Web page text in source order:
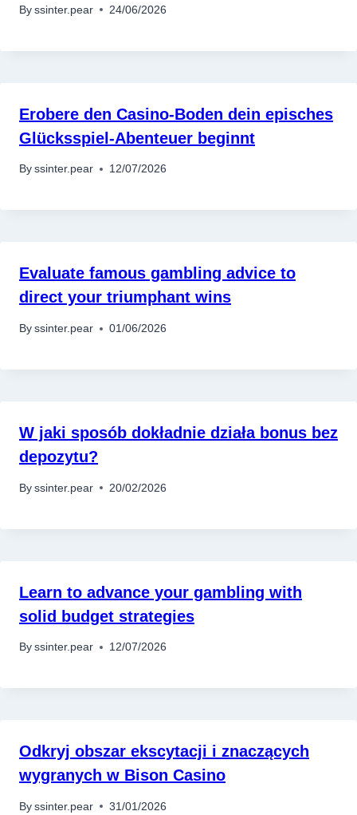
By ssinter.pear 24/06/2026
Erobere den Casino-Boden dein episches
Glücksspiel-Abenteuer beginnt
By ssinter.pear 12/07/2026
Evaluate famous gambling advice to
direct your triumphant wins
By ssinter.pear 01/06/2026
W jaki sposób dokładnie działa bonus bez
depozytu?
By ssinter.pear 20/02/2026
Learn to advance your gambling with
solid budget strategies
By ssinter.pear 12/07/2026
Odkryj obszar ekscytacji i znaczących
wygranych w Bison Casino
By ssinter.pear 31/01/2026